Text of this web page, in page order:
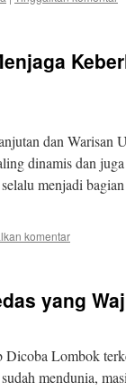
dan Warisan
dinamis dan
menjadi
komentar
yang
Lombok
mendunia,